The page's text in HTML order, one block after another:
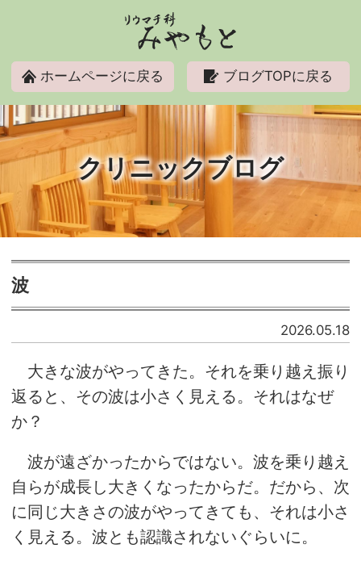
ホームページに戻る ブログTOPに戻る
クリニックブログ
波
2026.05.18
大きな波がやってきた。それを乗り越え振り
返ると、その波は小さく見える。それはなぜ
か？
波が遠ざかったからではない。波を乗り越え
自らが成長し大きくなったからだ。だから、次
に同じ大きさの波がやってきても、それは小さ
く見える。波とも認識されないぐらいに。